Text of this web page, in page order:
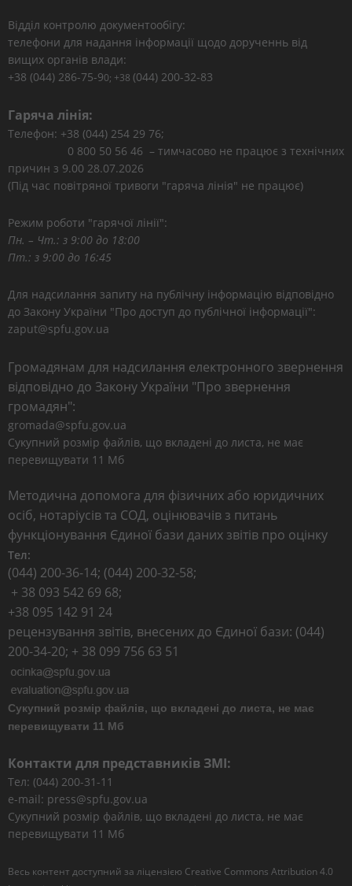
Відділ контролю документообігу:
телефони для надання інформації щодо дорученнь від
вищих органів влади:
+38 (044) 286-75-90; +38 (044) 200-32-83
Гаряча лінія:
Телефон: +38 (044) 254 29 76;
0 800 50 56 46 – тимчасово не працює з технічних
причин з 9.00 28.07.2026
(Під час повітряної тривоги "гаряча лінія" не працює)
Режим роботи "гарячої лінії":
Пн. – Чт.: з 9:00 до 18:00
Пт.: з 9:00 до 16:45
Для надсилання запиту на публічну інформацію відповідно
до Закону України "Про доступ до публічної інформації":
zaput@spfu.gov.ua
Громадянам для надсилання електронного звернення
відповідно до Закону України "Про звернення
громадян":
gromada@spfu.gov.ua
Сукупний розмір файлів, що вкладені до листа, не має
перевищувати 11 Мб
Методична допомога для фізичних або юридичних
осіб, нотаріусів та СОД, оцінювачів з питань
функціонування Єдиної бази даних звітів про оцінку
Тел:
(044) 200-36-14; (044) 200-32-58;
+ 38 093 542 69 68;
+38 095 142 91 24
рецензування звітів, внесених до Єдиної бази: (044)
200-34-20; + 38 099 756 63 51
Сукупний розмір файлів, що вкладені до листа, не має
перевищувати 11 Мб
Контакти для представників ЗМІ:
Тел: (044) 200-31-11
e-mail: press@spfu.gov.ua
Сукупний розмір файлів, що вкладені до листа, не має
перевищувати 11 Мб
Весь контент доступний за ліцензією Creative Commons Attribution 4.0